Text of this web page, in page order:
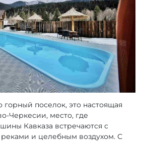
горный поселок, это настоящая
Черкесии, место, где
Кавказа встречаются с
и целебным воздухом. С